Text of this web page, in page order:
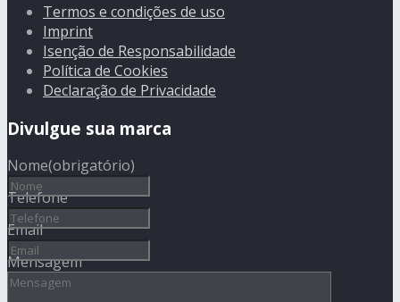
Termos e condições de uso
Imprint
Isenção de Responsabilidade
Política de Cookies
Declaração de Privacidade
Divulgue sua marca
Nome(obrigatório)
Telefone
Email
Mensagem